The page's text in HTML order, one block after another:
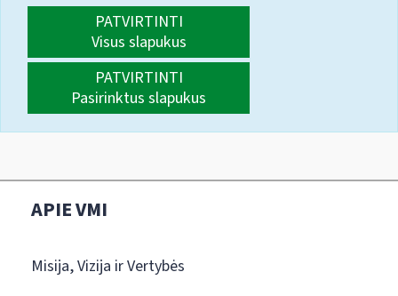
PATVIRTINTI
Visus slapukus
PATVIRTINTI
Pasirinktus slapukus
APIE VMI
Misija, Vizija ir Vertybės